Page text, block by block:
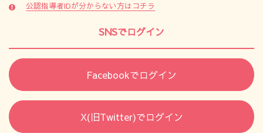
公認指導者IDが分からない方はコチラ
SNSでログイン
Facebookでログイン
X(旧Twitter)でログイン